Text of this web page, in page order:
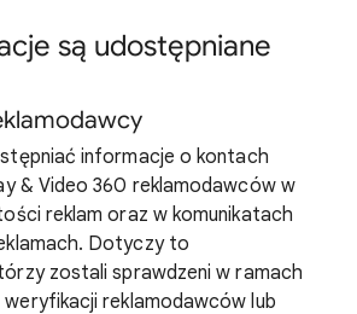
są udostępniane
informacje o kontach
& Video 360 reklamodawców w
reklam oraz w komunikatach
Dotyczy to
zostali sprawdzeni w ramach
reklamodawców lub